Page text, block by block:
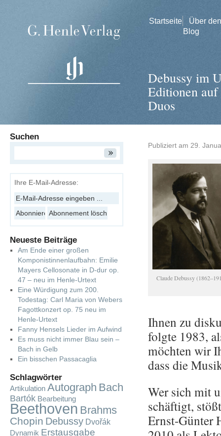
Startseite
Über den
Blog
Debussy im
Editionen auf
Duos
Publiziert am 29.
Clau­de De­bus­sy
Ihnen zu
folg­te 1983,
möch­ten wir
dass die
Wer sich mit
schäf­tigt,
Ernst-Gün­ter
Suchen
Ihre E-Mail-Adresse:
Neueste Beiträge
Am Ende einer großen
Komponistinnenlaufbahn: Emilie
Mayers Cellosonate in D-dur op.
47 – neu im Henle-Urtext
Eine Würdigung zum 200.
Todestag: Carl Maria von Webers
Fagottkonzert op. 75 neu im
Henle-Urtext
Fanny Hensels Lieder im Aufwind
Es muss nicht immer Blau sein –
Bach in Gelb
Ein bisschen Passacaglia
Schlagwörter
Artikulation Autograph Bach
Bartók Bearbeitung
Beethoven Brahms
Chopin Debussy Dvořák
Dynamik Erstausgabe